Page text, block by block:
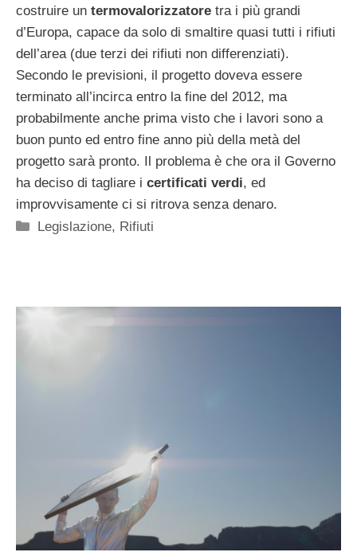
costruire un termovalorizzatore tra i più grandi
d’Europa, capace da solo di smaltire quasi tutti i rifiuti
dell’area (due terzi dei rifiuti non differenziati).
Secondo le previsioni, il progetto doveva essere
terminato all’incirca entro la fine del 2012, ma
probabilmente anche prima visto che i lavori sono a
buon punto ed entro fine anno più della metà del
progetto sarà pronto. Il problema è che ora il Governo
ha deciso di tagliare i certificati verdi, ed
improvvisamente ci si ritrova senza denaro.
Categorie
Legislazione, Rifiuti